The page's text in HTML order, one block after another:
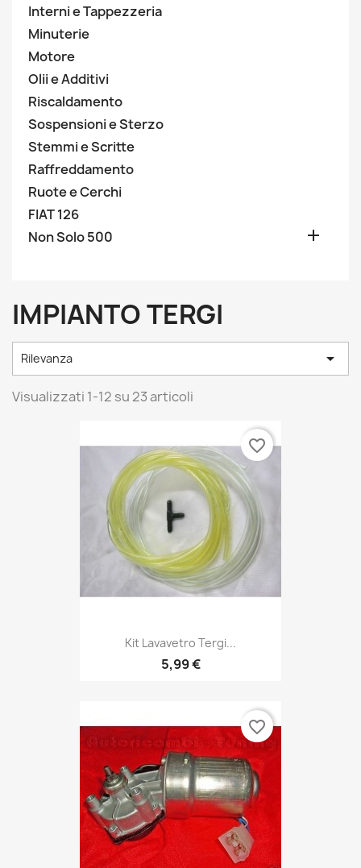
Interni e Tappezzeria
Minuterie
Motore
Olii e Additivi
Riscaldamento
Sospensioni e Sterzo
Stemmi e Scritte
Raffreddamento
Ruote e Cerchi
FIAT 126
Non Solo 500

IMPIANTO TERGI
Rilevanza 
Visualizzati 1-12 su 23 articoli
Kit Lavavetro Tergi...
5,99 €
favorite_border
favorite_border